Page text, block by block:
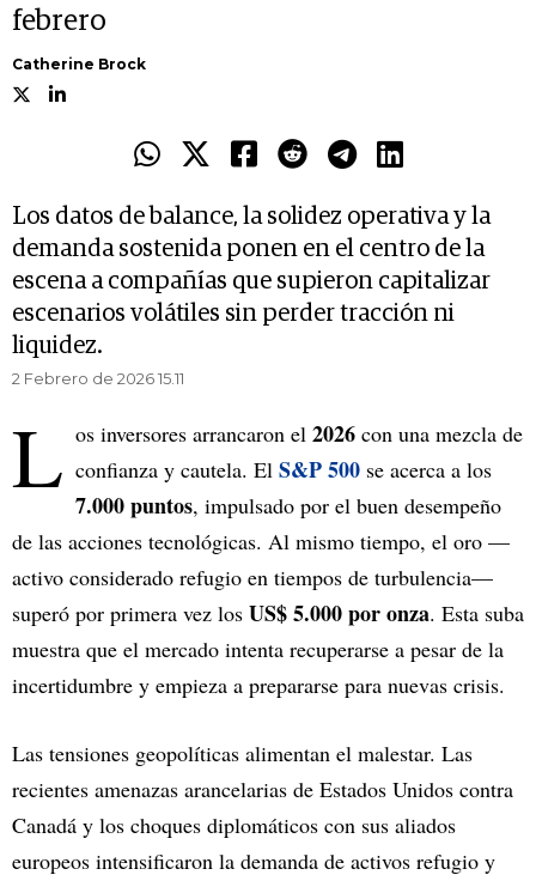
febrero
Catherine Brock
Los datos de balance, la solidez operativa y la
demanda sostenida ponen en el centro de la
escena a compañías que supieron capitalizar
escenarios volátiles sin perder tracción ni
liquidez.
2 Febrero de 2026 15.11
L os inversores arrancaron el 2026 con una mezcla de
confianza y cautela. El S&P 500 se acerca a los
7.000 puntos, impulsado por el buen desempeño
de las acciones tecnológicas. Al mismo tiempo, el oro —
activo considerado refugio en tiempos de turbulencia—
superó por primera vez los US$ 5.000 por onza. Esta suba
muestra que el mercado intenta recuperarse a pesar de la
incertidumbre y empieza a prepararse para nuevas crisis.
Las tensiones geopolíticas alimentan el malestar. Las
recientes amenazas arancelarias de Estados Unidos contra
Canadá y los choques diplomáticos con sus aliados
europeos intensificaron la demanda de activos refugio y